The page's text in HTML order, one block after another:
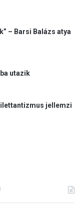
– Barsi Balázs atya
utazik
jellemzi